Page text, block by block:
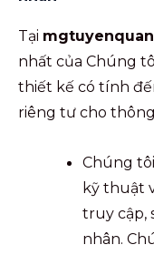
Tại
nhất của Chúng
thiết kế có tính
riêng tư cho
Chúng
kỹ thuật
truy cập,
nhân.